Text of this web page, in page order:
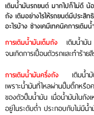
เติมน้ำมันรถยนต์ มากไปก็ไม่ดี น้
ถัง เติมอย่างไรให้รถยนต์มีประสิ
อะไรบ้าง ช่างเคมีเทคนิคการเติ
การเติมน้ำมันเต็มถัง เติมน้ำมัน
จนเกิดการเปื้อนตัวรถและทำร้าย
การเติมน้ำมันครึ่งถัง เติมน้ำมั
เพราะน้ำมันที่ไหลผ่านปั๊มติ๊กหรือ
ของตัวปั๊มน้ำมัน เมื่อน้ำมันในถั
อยู่ในระดับต่ำ ประกอบกับไม่มีน้